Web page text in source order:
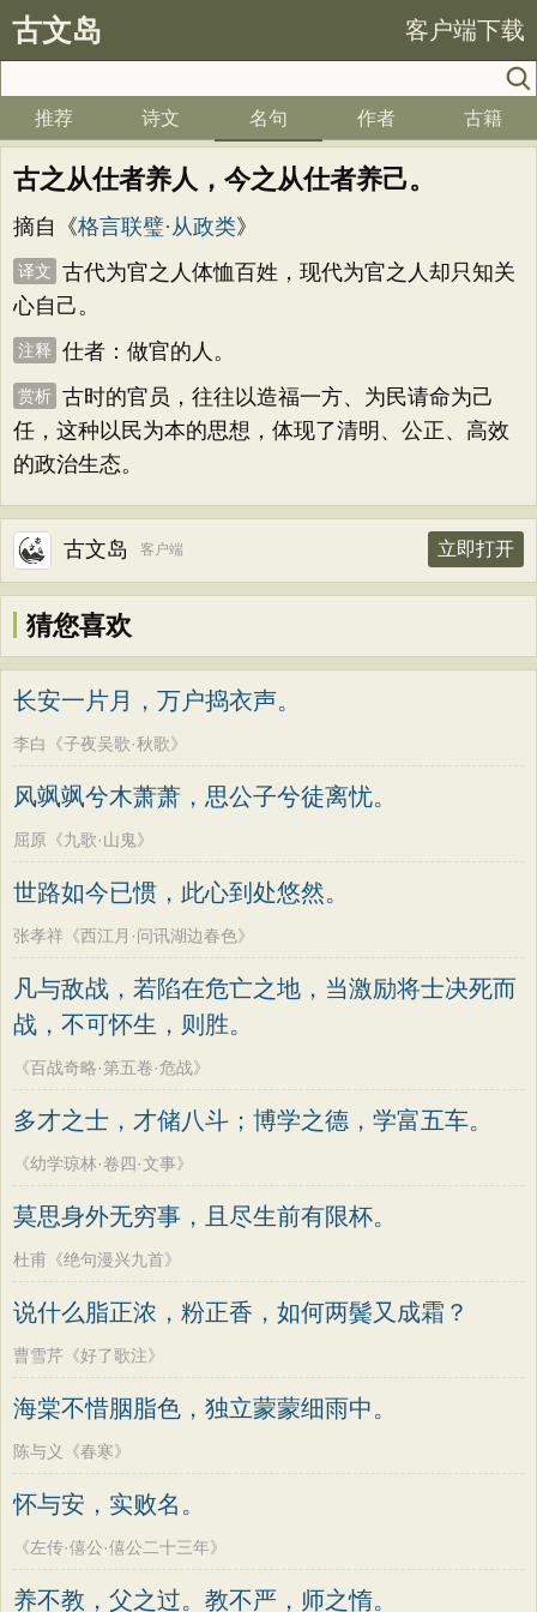
古文岛 客户端下载
推荐 诗文 名句 作者 古籍
古之从仕者养人，今之从仕者养己。
摘自《格言联璧·从政类》
译文
古代为官之人体恤百姓，现代为官之人却只知关
心自己。
注释 仕者：做官的人。
赏析 古时的官员，往往以造福一方、为民请命为己
任，这种以民为本的思想，体现了清明、公正、高效
的政治生态。
古文岛 客户端 立即打开
猜您喜欢
长安一片月，万户捣衣声。
李白《子夜吴歌·秋歌》
风飒飒兮木萧萧，思公子兮徒离忧。
屈原《九歌·山鬼》
世路如今已惯，此心到处悠然。
张孝祥《西江月·问讯湖边春色》
凡与敌战，若陷在危亡之地，当激励将士决死而
战，不可怀生，则胜。
《百战奇略·第五卷·危战》
多才之士，才储八斗；博学之德，学富五车。
《幼学琼林·卷四·文事》
莫思身外无穷事，且尽生前有限杯。
杜甫《绝句漫兴九首》
说什么脂正浓，粉正香，如何两鬓又成霜？
曹雪芹《好了歌注》
海棠不惜胭脂色，独立蒙蒙细雨中。
陈与义《春寒》
怀与安，实败名。
《左传·僖公·僖公二十三年》
养不教，父之过。教不严，师之惰。